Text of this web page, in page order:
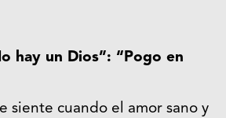
hay un Dios”: “Pogo en
siente cuando el amor sano y